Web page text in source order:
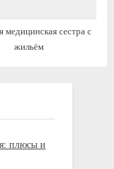
медицинская сестра с
жильём
плюсы и